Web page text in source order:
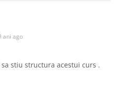
ani ago
stiu structura acestui curs .